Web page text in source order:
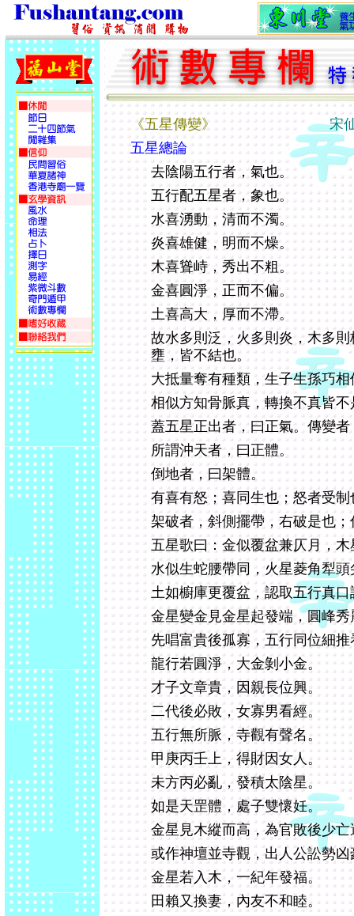
《五星傳變》 宋仙師
五星總論
去陰陽五行者，氣也。
五行配五星者，象也。
水喜湧動，清而不濁。
炎喜雄健，明而不燥。
木喜聳峙，秀出不粗。
金喜圓淨，正而不偏。
土喜高大，厚而不滯。
故水多則泛，火多則炎，木多
壅，皆不結也。
大抵量奪有種類，生子生孫巧相
相似方知骨脈真，轉換不真皆不
蓋五星正出者，曰正氣。傳變
所謂沖天者，曰正體。
倒地者，曰架體。
有喜有怒；喜同生也；怒者受制
架破者，斜側擺帶，右破是也
五星歌曰：金似覆盆兼仄月，
水似生蛇腰帶同，火星菱角犁頭
土如櫥庫更覆盆，認取五行真口
金星變金見金星起發端，圓峰
先唱富貴後孤寡，五行同位細推
龍行若圓淨，大金剝小金。
才子文章貴，因親長位興。
二代後必敗，女寡男看經。
五行無所脈，寺觀有聲名。
甲庚丙壬上，得財因女人。
未方丙必亂，發積太陰星。
如是天罡體，處子雙懷妊。
金星見木縱而高，為官敗後少亡
或作神壇並寺觀，出人公訟勢凶
金星若入木，一紀年發福。
田賴又換妻，內友不和睦。